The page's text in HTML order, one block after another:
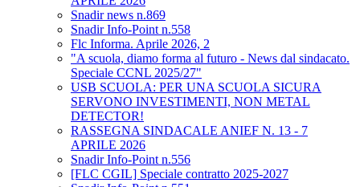
Snadir news n.869
Snadir Info-Point n.558
Flc Informa. Aprile 2026, 2
"A scuola, diamo forma al futuro - News dal sindacato.
Speciale CCNL 2025/27"
USB SCUOLA: PER UNA SCUOLA SICURA
SERVONO INVESTIMENTI, NON METAL
DETECTOR!
RASSEGNA SINDACALE ANIEF N. 13 - 7
APRILE 2026
Snadir Info-Point n.556
[FLC CGIL] Speciale contratto 2025-2027